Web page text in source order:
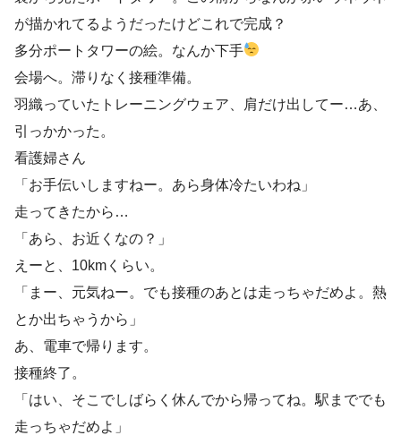
が描かれてるようだったけどこれで完成？
多分ポートタワーの絵。なんか下手
会場へ。滞りなく接種準備。
羽織っていたトレーニングウェア、肩だけ出してー…あ、
引っかかった。
看護婦さん
「お手伝いしますねー。あら身体冷たいわね」
走ってきたから…
「あら、お近くなの？」
えーと、10kmくらい。
「まー、元気ねー。でも接種のあとは走っちゃだめよ。熱
とか出ちゃうから」
あ、電車で帰ります。
接種終了。
「はい、そこでしばらく休んでから帰ってね。駅まででも
走っちゃだめよ」